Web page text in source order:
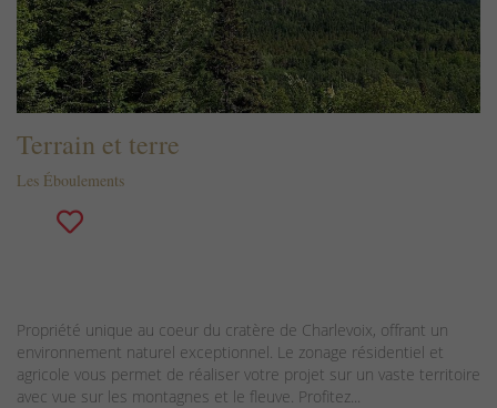
Terrain et terre
Les Éboulements
Propriété unique au coeur du cratère de Charlevoix, offrant un
environnement naturel exceptionnel. Le zonage résidentiel et
agricole vous permet de réaliser votre projet sur un vaste territoire
avec vue sur les montagnes et le fleuve. Profitez...